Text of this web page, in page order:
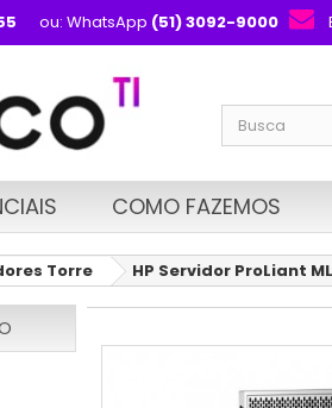
ou: WhatsApp (51) 3092-9000
COMO FAZEMOS
Torre HP Servidor ProLiant